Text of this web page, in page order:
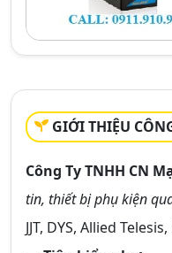
GIỚI THIỆU
Công Ty TNHH CN
tin, thiết bị phụ kiện
JJT, DYS, Allied